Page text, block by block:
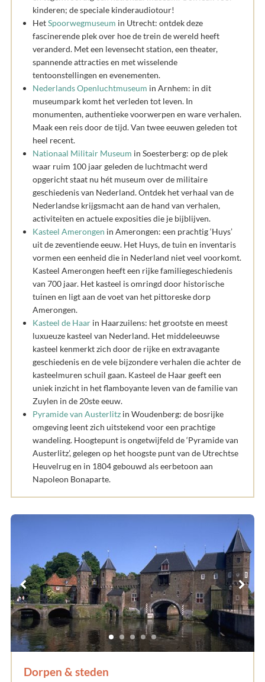
kinderen; de speciale kinderaudiotour!
HetSpoorwegmuseum in Utrecht: ontdek deze
fascinerende plek over hoe de trein de wereld heeft
veranderd. Met een levensecht station, een theater,
spannende attracties en met wisselende
tentoonstellingen en evenementen.
Nederlands Openluchtmuseum in Arnhem: in dit
museumpark komt het verleden tot leven. In
monumenten, authentieke voorwerpen en ware verhalen.
Maak een reis door de tijd. Van twee eeuwen geleden tot
heel recent.
Nationaal Militair Museum in Soesterberg: op de plek
waar ruim 100 jaar geleden de luchtmacht werd
opgericht staat nu hét museum over de militaire
geschiedenis van Nederland. Ontdek het verhaal van de
Nederlandse krijgsmacht aan de hand van verhalen,
activiteiten en actuele exposities die je bijblijven.
Kasteel Amerongen in Amerongen: een prachtig ‘Huys’
uit de zeventiende eeuw. Het Huys, de tuin en inventaris
vormen een eenheid die in Nederland niet veel voorkomt.
Kasteel Amerongen heeft een rijke familiegeschiedenis
van 700 jaar. Het kasteel is omringd door historische
tuinen en ligt aan de voet van het pittoreske dorp
Amerongen.
Kasteel de Haar in Haarzuilens: het grootste en meest
luxueuze kasteel van Nederland. Het middeleeuwse
kasteel kenmerkt zich door de rijke en extravagante
geschiedenis en de vele bijzondere verhalen die achter de
kasteelmuren schuil gaan. Kasteel de Haar geeft een
uniek inzicht in het flamboyante leven van de familie van
Zuylen in de 20ste eeuw.
Pyramide van Austerlitz in Woudenberg: de bosrijke
omgeving leent zich uitstekend voor een prachtige
wandeling. Hoogtepunt is ongetwijfeld de ‘Pyramide van
Austerlitz’, gelegen op het hoogste punt van de Utrechtse
Heuvelrug en in 1804 gebouwd als eerbetoon aan
Napoleon Bonaparte.
Dorpen & steden